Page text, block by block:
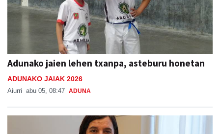
Adunako jaien lehen txanpa, asteburu honetan
abu 05, 08:47